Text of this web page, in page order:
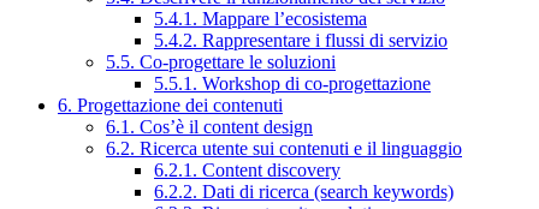
5.4.1. Mappare l’ecosistema
5.4.2. Rappresentare i flussi di servizio
5.5. Co-progettare le soluzioni
5.5.1. Workshop di co-progettazione
6. Progettazione dei contenuti
6.1. Cos’è il content design
6.2. Ricerca utente sui contenuti e il linguaggio
6.2.1. Content discovery
6.2.2. Dati di ricerca (search keywords)